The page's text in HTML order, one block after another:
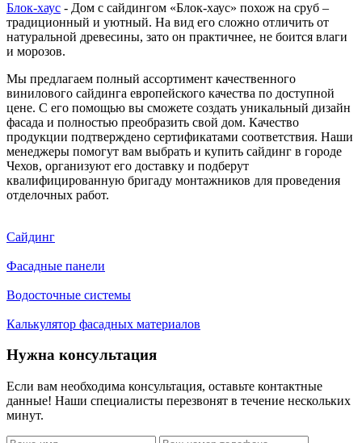
Блок-хаус - Дом с сайдингом «Блок-хаус» похож на сруб –
традиционный и уютный. На вид его сложно отличить от
натуральной древесины, зато он практичнее, не боится влаги
и морозов.
Мы предлагаем полный ассортимент качественного
винилового сайдинга европейского качества по доступной
цене. С его помощью вы сможете создать уникальный дизайн
фасада и полностью преобразить свой дом. Качество
продукции подтверждено сертификатами соответствия. Наши
менеджеры помогут вам выбрать и купить сайдинг в городе
Чехов, организуют его доставку и подберут
квалифицированную бригаду монтажников для проведения
отделочных работ.
Сайдинг
Фасадные панели
Водосточные системы
Калькулятор фасадных материалов
Нужна консультация
Если вам необходима консультация, оставьте контактные
данные! Наши специалисты перезвонят в течение нескольких
минут.